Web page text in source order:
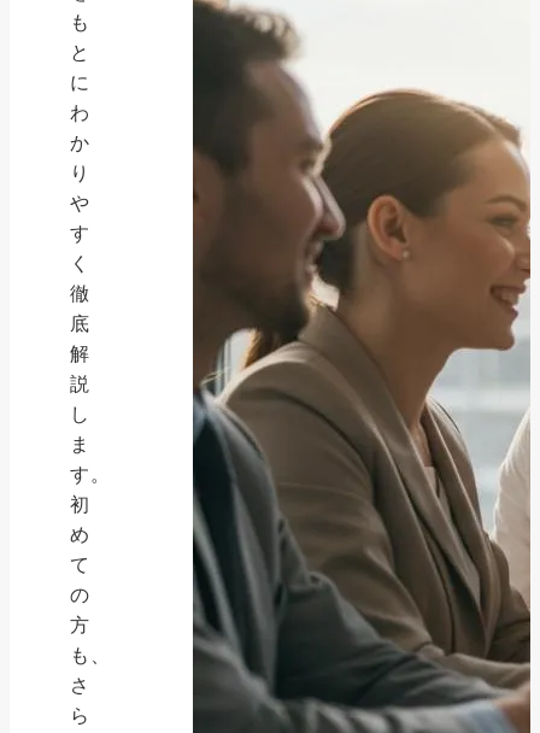
も
と
に
わ
か
り
や
す
く
徹
底
解
説
し
ま
す。
初
め
て
の
方
も、
さ
ら